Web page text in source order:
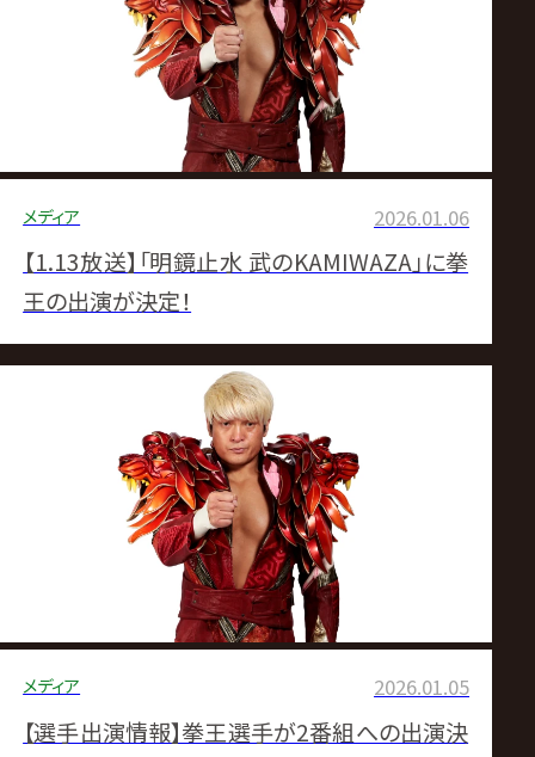
メディア 2026.01.06
【1.13放送】「明鏡止水 武のKAMIWAZA」に拳
王の出演が決定！
メディア 2026.01.05
【選手出演情報】拳王選手が2番組への出演決